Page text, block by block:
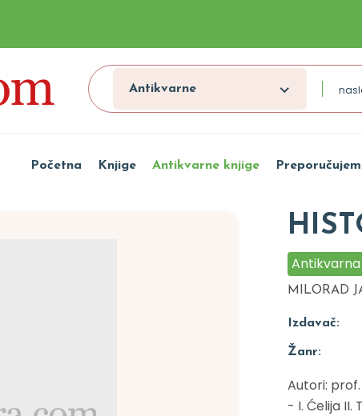
Antikvarne
Početna Knjige Antikvarne knjige
MILORAD
Izdavač:
Žanr:
Autori: prof.
- I. Ćelija II.